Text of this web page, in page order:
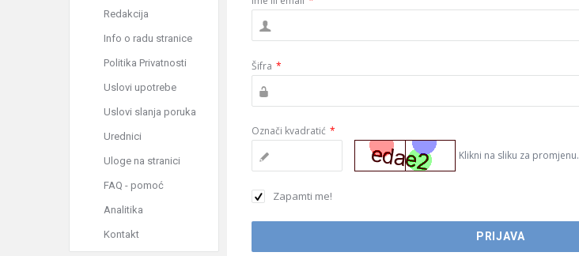
Šifra *
Označi kvadratić *
Klikni na sliku za promjenu.
Zapamti me!
Redakcija
Info o radu stranice
Politika Privatnosti
Uslovi upotrebe
Uslovi slanja poruka
Urednici
Uloge na stranici
FAQ - pomoć
Analitika
Kontakt